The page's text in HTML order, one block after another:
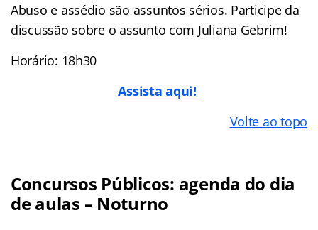
Abuso e assédio são assuntos sérios. Participe da
discussão sobre o assunto com Juliana Gebrim!
Horário: 18h30
Assista aqui!
Volte ao topo
Concursos Públicos: agenda do dia
de aulas – Noturno